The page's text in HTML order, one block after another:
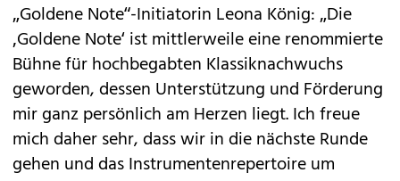
„Goldene Note“-Initiatorin Leona König: „Die
‚Goldene Note‘ ist mittlerweile eine renommierte
Bühne für hochbegabten Klassiknachwuchs
geworden, dessen Unterstützung und Förderung
mir ganz persönlich am Herzen liegt. Ich freue
mich daher sehr, dass wir in die nächste Runde
gehen und das Instrumentenrepertoire um